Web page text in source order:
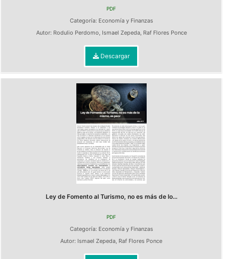
PDF
Categoría: Economía y Finanzas
Autor: Rodulio Perdomo, Ismael Zepeda, Raf Flores Ponce
Descargar
Ley de Fomento al Turismo, no es más de lo...
PDF
Categoría: Economía y Finanzas
Autor: Ismael Zepeda, Raf Flores Ponce